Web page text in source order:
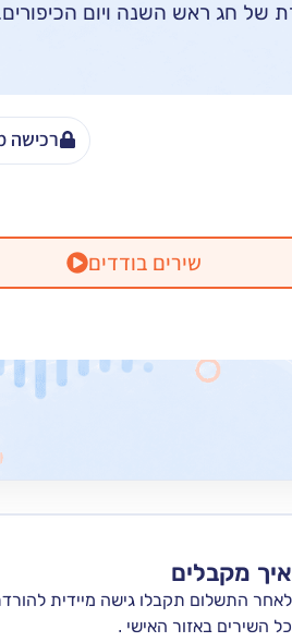
של חג ראש השנה ויום
שירים בודדים
רכישה
איך מקבלים
לאחר התשלום תקבלו גישה מיידית
כל השירים באזור האישי .